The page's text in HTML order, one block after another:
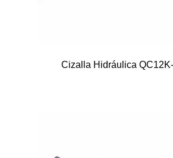
Cizalla Hidráulica